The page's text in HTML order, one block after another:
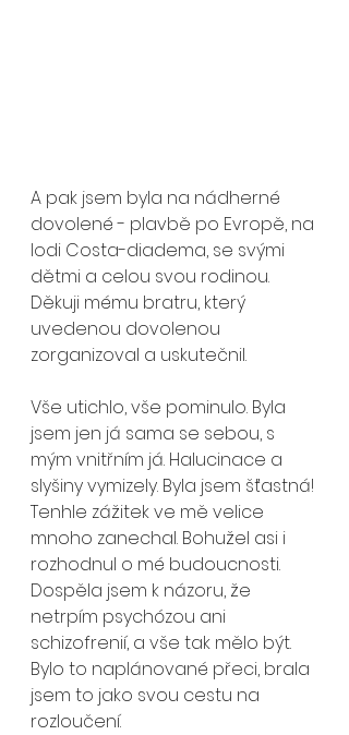
A pak jsem byla na nádherné
dovolené - plavbě po Evropě, na
lodi Costa-diadema, se svými
dětmi a celou svou rodinou.
Děkuji mému bratru, který
uvedenou dovolenou
zorganizoval a uskutečnil.
Vše utichlo, vše pominulo. Byla
jsem jen já sama se sebou, s
mým vnitřním já. Halucinace a
slyšiny vymizely. Byla jsem šťastná!
Tenhle zážitek ve mě velice
mnoho zanechal. Bohužel asi i
rozhodnul o mé budoucnosti.
Dospěla jsem k názoru, že
netrpím psychózou ani
schizofrenií, a vše tak mělo být.
Bylo to naplánované přeci, brala
jsem to jako svou cestu na
rozloučení.